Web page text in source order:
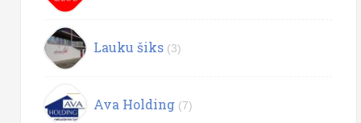
Lauku šiks (3)
Ava Holding (7)